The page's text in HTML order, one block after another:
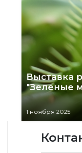
Выставка
"Зеленые
1 ноября 2025